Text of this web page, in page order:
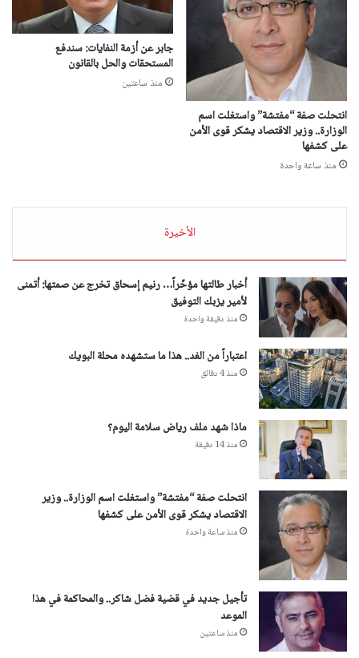
انتحلت صفة “مفتشة” واستغلت اسم
الوزارة.. وزير الاقتصاد يشكر قوى الأمن
على كشفها
منذ ساعة واحدة
جابر عن أزمة النفايات: سندفع
المستحقات والحل بالقانون
منذ ساعتين
الأخيرة
أخبار طالتها مؤخّراً… رنيم إسحاق تخرج عن صمتها: أتمنى
لأمير يزبك التوفيق
منذ دقيقة واحدة
اعتباراً من الغد.. هذا ما ستشهده محلة البويك
منذ 4 دقائق
ماذا شهد ملف رياض سلامة اليوم؟
منذ 14 دقيقة
انتحلت صفة “مفتشة” واستغلت اسم الوزارة.. وزير
الاقتصاد يشكر قوى الأمن على كشفها
منذ ساعة واحدة
تأجيل جديد في قضية فضل شاكر.. والمحاكمة في هذا
الموعد
منذ ساعتين